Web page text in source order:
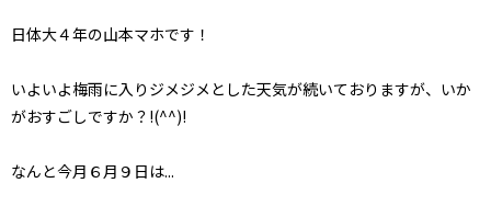
日体大４年の山本マホです！
いよいよ梅雨に入りジメジメとした天気が続いておりますが、いか
がおすごしですか？!(^^)!
なんと今月６月９日は...